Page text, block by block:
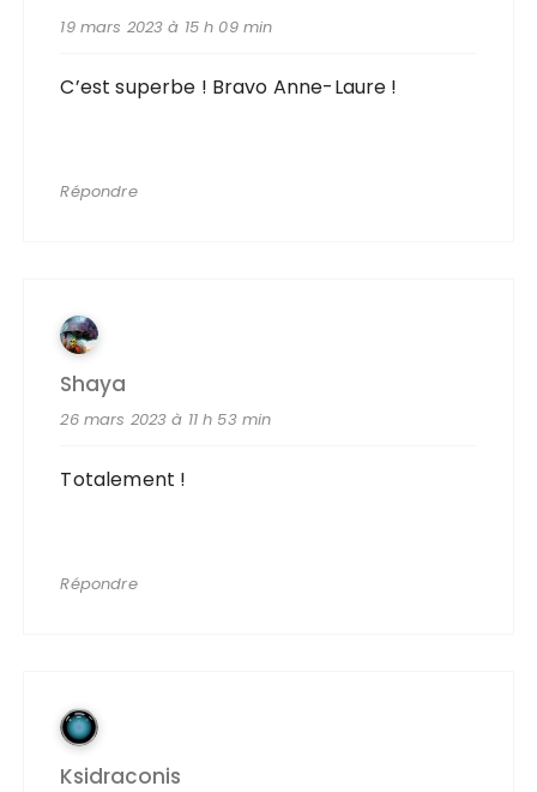
19 mars 2023 à 15 h 09 min
C’est superbe ! Bravo Anne-Laure !
Répondre
Shaya
26 mars 2023 à 11 h 53 min
Totalement !
Répondre
Ksidraconis